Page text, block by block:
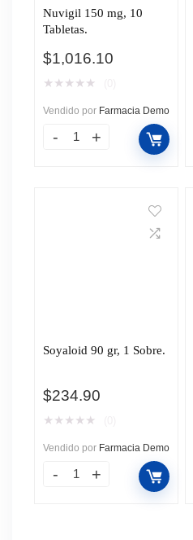
Nuvigil 150 mg, 10
Tabletas.
$1,016.10
★ ★ ★ ★ ★
Vendido por Farmacia Demo
Soyaloid 90 gr, 1 Sobre.
$234.90
★ ★ ★ ★ ★
Vendido por Farmacia Demo